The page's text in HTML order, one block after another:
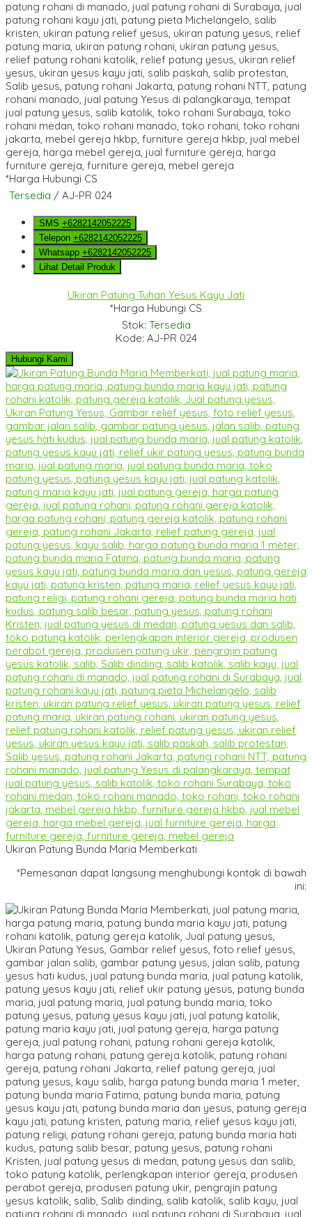
*Harga Hubungi CS
Tersedia / AJ-PR 024
SMS +6282142052225
Telepon +6282142052225
Whatsapp +6282142052225
Lihat Detail Produk
Ukiran Patung Tuhan Yesus Kayu Jati
*Harga Hubungi CS
Stok: Tersedia
Kode: AJ-PR 024
Hubungi Kami
Ukiran Patung Bunda Maria Memberkati
*Pemesanan dapat langsung menghubungi kontak di bawah
ini: